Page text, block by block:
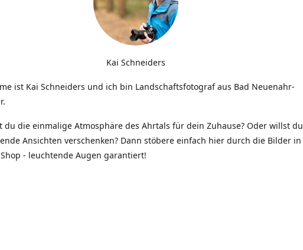
Kai Schneiders
ist Kai Schneiders und ich bin Landschaftsfotograf aus Bad Neuenahr-
du die einmalige Atmosphäre des Ahrtals für dein Zuhause? Oder willst du
Ansichten verschenken? Dann stöbere einfach hier durch die Bilder in
- leuchtende Augen garantiert!